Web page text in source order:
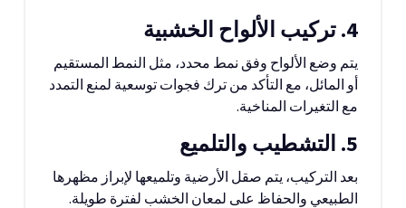
4. تركيب الألواح الخشبية
يتم وضع الألواح وفق نمط محدد، مثل النمط المستقيم
أو المائل، مع التأكد من ترك فجوات توسعية لمنع التمدد
مع التغيرات المناخية.
5. التشطيب والتلميع
بعد التركيب، يتم صقل الأرضية وتلميعها لإبراز مظهرها
الطبيعي والحفاظ على لمعان الخشب لفترة طويلة.